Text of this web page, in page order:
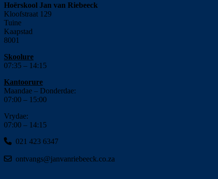
Hoërskool Jan van Riebeeck
Kloofstraat 129
Tuine
Kaapstad
8001
Skoolure
07:35 – 14:15
Kantoorure
Maandae – Donderdae:
07:00 – 15:00
Vrydae:
07:00 – 14:15
021 423 6347
ontvangs@janvanriebeeck.co.za